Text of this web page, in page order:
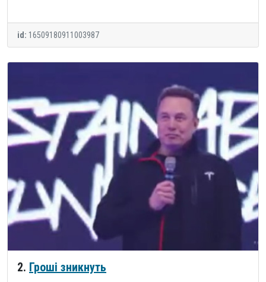
id: 16509180911003987
2. Гроші зникнуть